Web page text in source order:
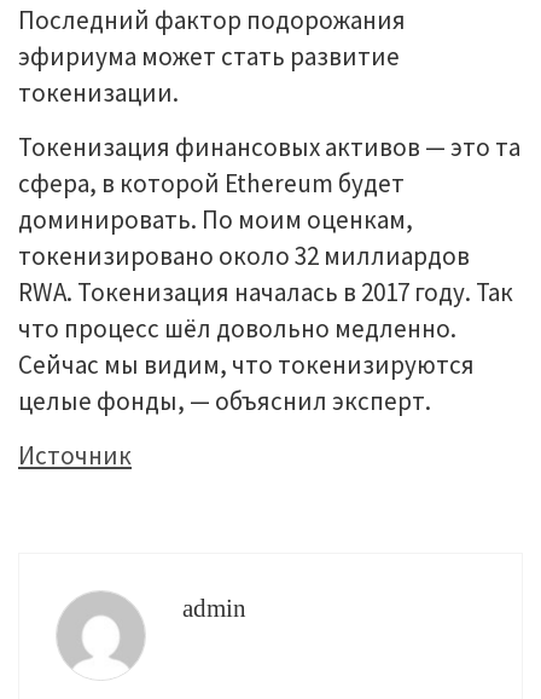
Последний фактор подорожания
эфириума может стать развитие
токенизации.
Токенизация финансовых активов — это та
сфера, в которой Ethereum будет
доминировать. По моим оценкам,
токенизировано около 32 миллиардов
RWA. Токенизация началась в 2017 году. Так
что процесс шёл довольно медленно.
Сейчас мы видим, что токенизируются
целые фонды, — объяснил эксперт.
Источник
admin